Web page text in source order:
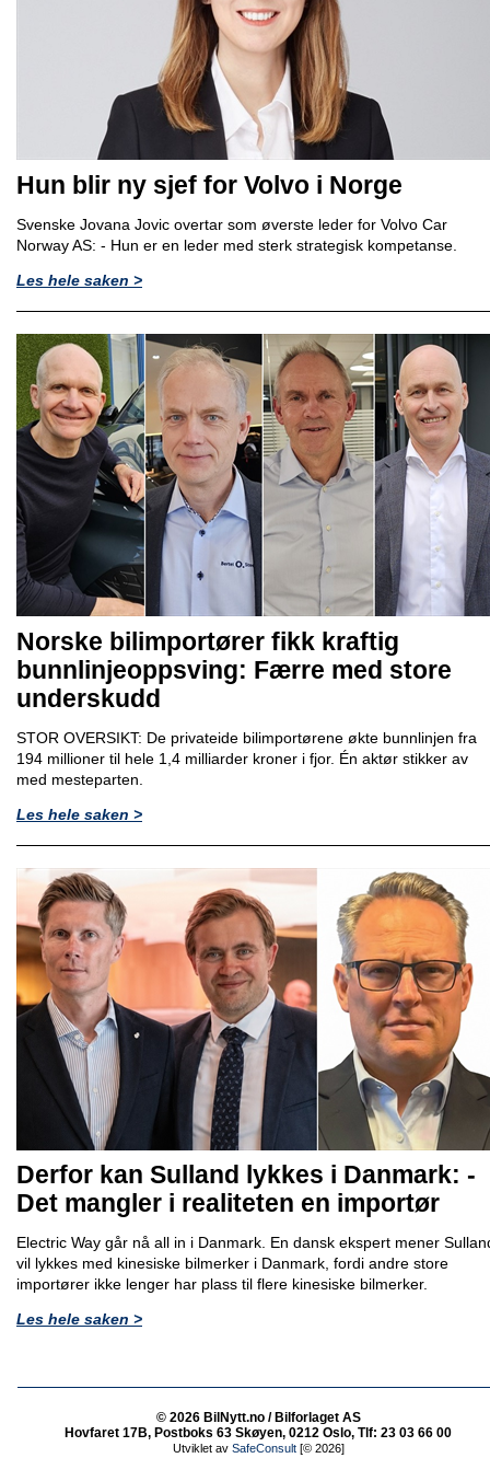
Hun blir ny sjef for Volvo i Norge
Svenske Jovana Jovic overtar som øverste leder for Volvo Car
Norway AS: - Hun er en leder med sterk strategisk kompetanse.
Les hele saken >
Norske bilimportører fikk kraftig
bunnlinjeoppsving: Færre med store
underskudd
STOR OVERSIKT: De privateide bilimportørene økte bunnlinjen fra
194 millioner til hele 1,4 milliarder kroner i fjor. Én aktør stikker av
med mesteparten.
Les hele saken >
Derfor kan Sulland lykkes i Danmark: -
Det mangler i realiteten en importør
Electric Way går nå all in i Danmark. En dansk ekspert mener
vil lykkes med kinesiske bilmerker i Danmark, fordi andre store
importører ikke lenger har plass til flere kinesiske bilmerker.
Les hele saken >
© 2026 BilNytt.no / Bilforlaget AS
Hovfaret 17B, Postboks 63 Skøyen, 0212 Oslo, Tlf: 23 03 66 00
Utviklet av SafeConsult[© 2026]